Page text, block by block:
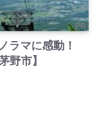
PR
ラマに感動！
野市】